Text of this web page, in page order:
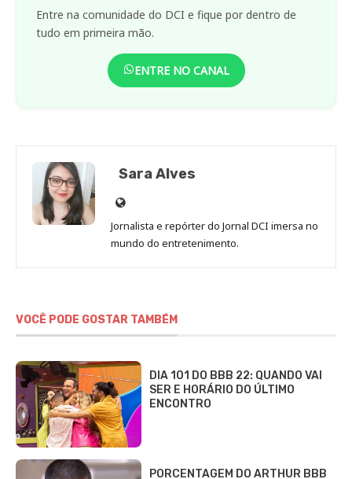
Entre na comunidade do DCI e fique por dentro de
tudo em primeira mão.
ENTRE NO CANAL
Sara Alves
Site
de
Sara
Jornalista e repórter do Jornal DCI imersa no
mundo do entretenimento.
VOCÊ PODE GOSTAR TAMBÉM
DIA 101 DO BBB 22: QUANDO VAI
SER E HORÁRIO DO ÚLTIMO
ENCONTRO
PORCENTAGEM DO ARTHUR BBB